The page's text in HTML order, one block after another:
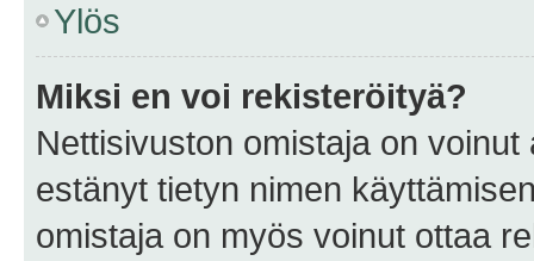
Ylös
Miksi en voi rekisteröityä?
Nettisivuston omistaja on
estänyt tietyn nimen
omistaja on myös voinut ottaa